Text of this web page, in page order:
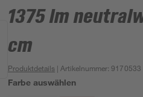
1375 lm
cm
Produktdetails | Artikelnummer:9170533
Farbe auswählen